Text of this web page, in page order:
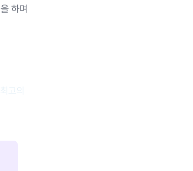
하며
고의